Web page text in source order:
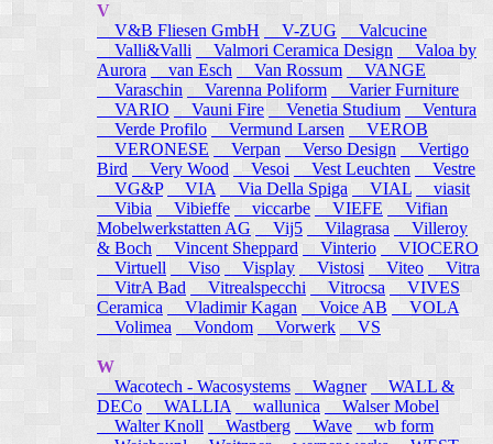
V
V&B Fliesen GmbH
V-ZUG
Valcucine
Valli&Valli
Valmori Ceramica Design
Valoa by
Aurora
van Esch Van Rossum
VANGE
Varaschin
Varenna Poliform
Varier Furniture
VARIO
Vauni Fire Venetia Studium
Ventura
Verde Profilo
Vermund Larsen
VEROB
VERONESE
Verpan Verso Design
Vertigo
Bird
Very Wood Vesoi Vest Leuchten
Vestre
VG&P
VIA Via Della Spiga VIAL
viasit
Vibia
Vibieffe viccarbe VIEFE
Vifian
Mobelwerkstatten AG
Vij5 Vilagrasa
Villeroy
& Boch
Vincent Sheppard Vinterio
VIOCERO
Virtuell
Viso Visplay Vistosi Viteo
Vitra
VitrA Bad
Vitrealspecchi Vitrocsa
VIVES
Ceramica
Vladimir Kagan Voice AB
VOLA
Volimea
Vondom Vorwerk VS
W
Wacotech - Wacosystems
Wagner
WALL &
DECo
WALLIA wallunica
Walser Mobel
Walter Knoll
Wastberg Wave
wb form